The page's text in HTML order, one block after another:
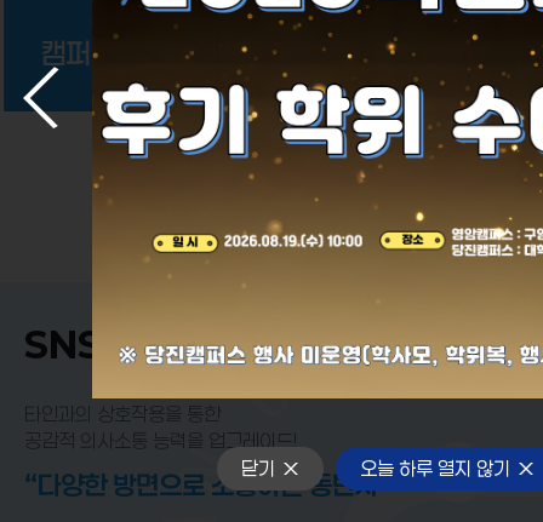
닫기 오늘 하루 열지 않기
국제
교류원
춤
음
SNS MEDIA
타인과의 상호작용을 통한
공감적 의사소통 능력을 업그레이드!
“다양한 방면으로 소통하는 동반자”